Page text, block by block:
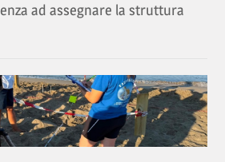
ad assegnare la struttura